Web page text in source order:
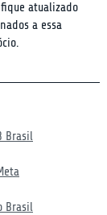
atualizado
a essa
Brasil
Brasil